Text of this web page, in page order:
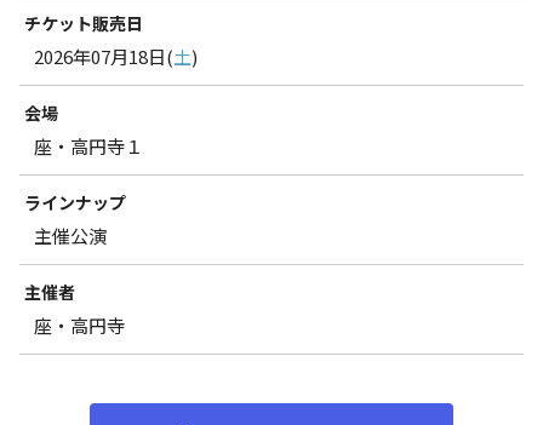
チケット販売日
2026年07月18日(土)
会場
座・高円寺１
ラインナップ
主催公演
主催者
座・高円寺